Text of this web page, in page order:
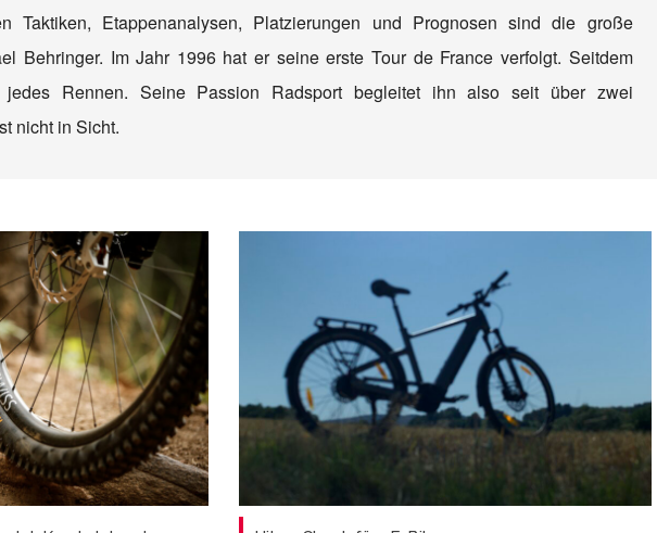
Taktiken, Etappenanalysen, Platzierungen und Prognosen sind die große
Behringer. Im Jahr 1996 hat er seine erste Tour de France verfolgt. Seitdem
jedes Rennen. Seine Passion Radsport begleitet ihn also seit über zwei
nicht in Sicht.